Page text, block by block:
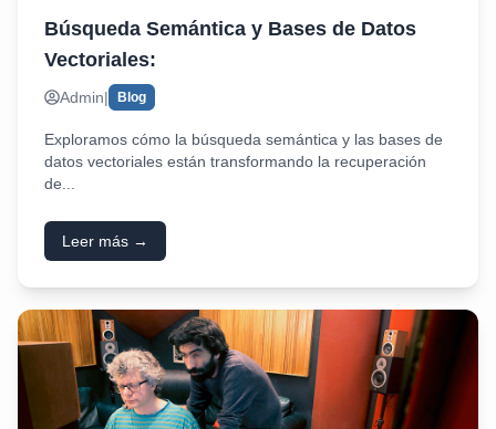
Búsqueda Semántica y Bases de Datos
Vectoriales:
Admin| Blog
Exploramos cómo la búsqueda semántica y las bases de
datos vectoriales están transformando la recuperación
de...
Leer más →